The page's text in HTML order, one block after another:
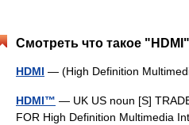
Смотреть что такое
HDMI — (High Definition
HDMI™ — UK US noun [S]
FOR High Definition Multimedia